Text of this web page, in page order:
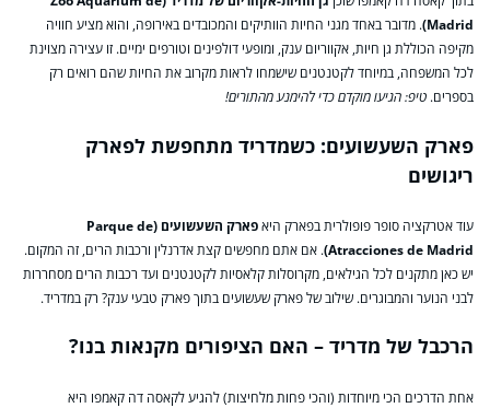
Madrid) . מדובר באחד מגני החיות הוותיקים והמכובדים באירופה, והוא מציע חוויה
מקיפה הכוללת גן חיות, אקווריום ענק, ומופעי דולפינים וטורפים ימיים. זו עצירה מצוינת
לכל המשפחה, במיוחד לקטנטנים שישמחו לראות מקרוב את החיות שהם רואים רק
בספרים. טיפ: הגיעו מוקדם כדי להימנע מהתורים!
פארק השעשועים: כשמדריד מתחפשת לפארק
ריגושים
עוד אטרקציה סופר פופולרית בפארק היא
פארק השעשועים (Parque de
Atracciones de Madrid) . אם אתם מחפשים קצת אדרנלין ורכבות הרים, זה המקום.
יש כאן מתקנים לכל הגילאים, מקרוסלות קלאסיות לקטנטנים ועד רכבות הרים מסחררות
לבני הנוער והמבוגרים. שילוב של פארק שעשועים בתוך פארק טבעי ענק? רק במדריד.
הרכבל של מדריד – האם הציפורים מקנאות בנו?
אחת הדרכים הכי מיוחדות (והכי פחות מלחיצות) להגיע לקאסה דה קאמפו היא